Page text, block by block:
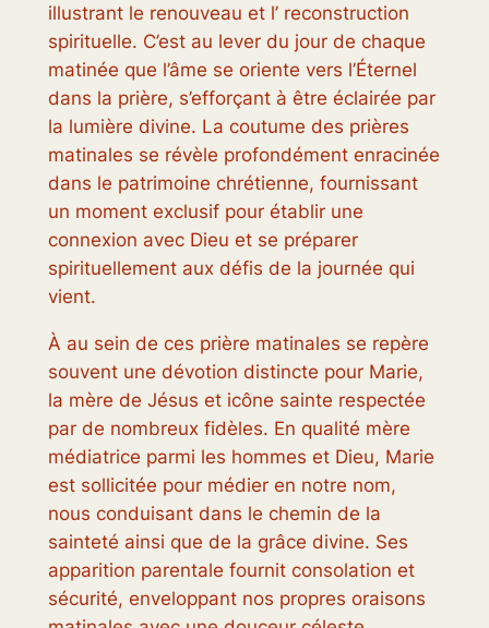
illustrant le renouveau et l’ reconstruction
spirituelle. C’est au lever du jour de chaque
matinée que l’âme se oriente vers l’Éternel
dans la prière, s’efforçant à être éclairée par
la lumière divine. La coutume des prières
matinales se révèle profondément enracinée
dans le patrimoine chrétienne, fournissant
un moment exclusif pour établir une
connexion avec Dieu et se préparer
spirituellement aux défis de la journée qui
vient.
À au sein de ces prière matinales se repère
souvent une dévotion distincte pour Marie,
la mère de Jésus et icône sainte respectée
par de nombreux fidèles. En qualité mère
médiatrice parmi les hommes et Dieu, Marie
est sollicitée pour médier en notre nom,
nous conduisant dans le chemin de la
sainteté ainsi que de la grâce divine. Ses
apparition parentale fournit consolation et
sécurité, enveloppant nos propres oraisons